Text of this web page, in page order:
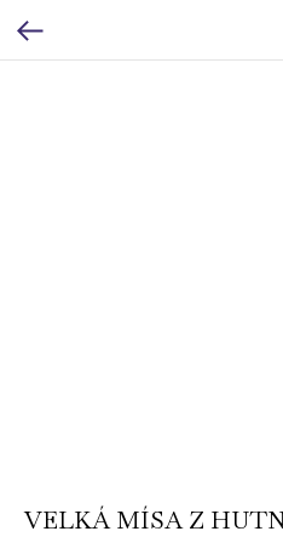
VELKÁ MÍSA Z